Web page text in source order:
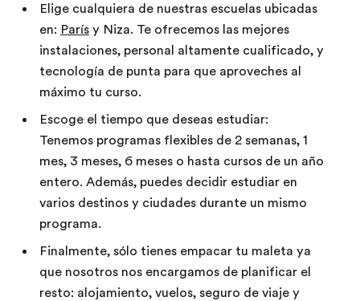
Elige cualquiera de nuestras escuelas ubicadas
en: París y Niza. Te ofrecemos las mejores
instalaciones, personal altamente cualificado, y
tecnología de punta para que aproveches al
máximo tu curso.
Escoge el tiempo que deseas estudiar:
Tenemos programas flexibles de 2 semanas, 1
mes, 3 meses, 6 meses o hasta cursos de un año
entero. Además, puedes decidir estudiar en
varios destinos y ciudades durante un mismo
programa.
Finalmente, sólo tienes empacar tu maleta ya
que nosotros nos encargamos de planificar el
resto: alojamiento, vuelos, seguro de viaje y